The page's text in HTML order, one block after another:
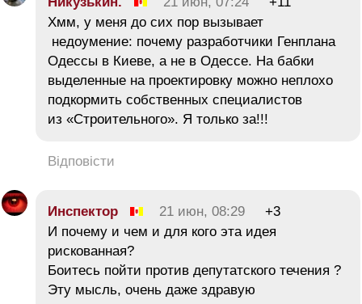
Хмм, у меня до сих пор вызывает
недоумение: почему разработчики Генплана
Одессы в Киеве, а не в Одессе. На бабки
выделенные на проектировку можно неплохо
подкормить собственных специалистов
из «Строительного». Я только за!!!
Відповісти
Инспектор 21 июн, 08:29
+3
И почему и чем и для кого эта идея
рискованная?
Боитесь пойти против депутатского течения ?
Эту мысль, очень даже здравую